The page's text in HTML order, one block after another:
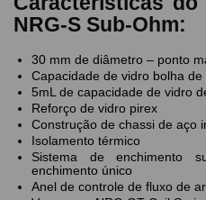
NRG-S Sub-Ohm:
30 mm de diâmetro – ponto
Capacidade de vidro bolha de
5mL de capacidade de vidro
Reforço de vidro pirex
Construção de chassi de aço
Isolamento térmico
Sistema de enchimento
enchimento único
Anel de controle de fluxo de